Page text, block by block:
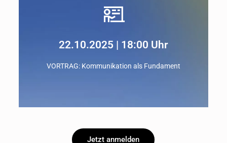
Seelenbalance im Alltag - Meine psychische
Gesundheit im Beruf
Zum Handout
22.10.2025 | 18:00 Uhr
VORTRAG: Kommunikation als Fundament
Jetzt anmelden